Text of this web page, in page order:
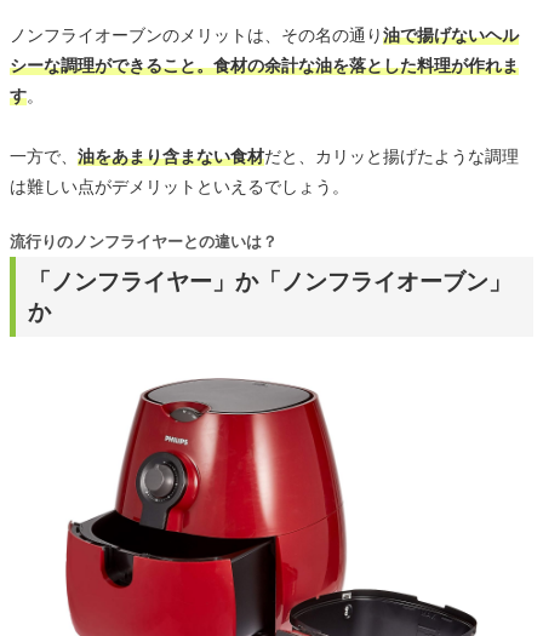
ノンフライオーブンのメリットは、その名の通り油で揚げないヘル
シーな調理ができること。食材の余計な油を落とした料理が作れま
す。
一方で、 油をあまり含まない食材だと、カリッと揚げたような調理
は難しい点がデメリットといえるでしょう。
「ノンフライヤー」か「ノンフライオーブン」
か
流行りのノンフライヤーとの違いは？